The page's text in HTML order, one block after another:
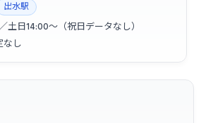
出水駅
土日14:00〜（祝日データなし）
なし